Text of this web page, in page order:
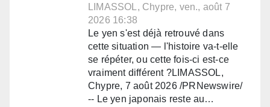
LIMASSOL, Chypre, ven., août 7
2026 16:38
Le yen s'est déjà retrouvé dans
cette situation — l'histoire va-t-elle
se répéter, ou cette fois-ci est-ce
vraiment différent ?LIMASSOL,
Chypre, 7 août 2026 /PRNewswire/
-- Le yen japonais reste au…